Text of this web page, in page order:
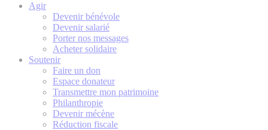
Agir
Devenir bénévole
Devenir salarié
Porter nos messages
Acheter solidaire
Soutenir
Faire un don
Espace donateur
Transmettre mon patrimoine
Philanthropie
Devenir mécène
Réduction fiscale